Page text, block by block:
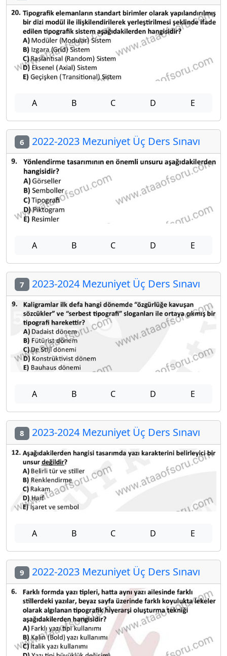
A B C D E
6 2022-2023 Mezuniyet Üç Ders Sınavı
A B C D E
7 2023-2024 Mezuniyet Üç Ders Sınavı
A B C D E
8 2023-2024 Mezuniyet Üç Ders Sınavı
A B C D E
9 2022-2023 Mezuniyet Üç Ders Sınavı